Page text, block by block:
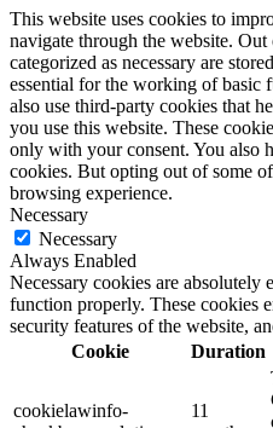
This website uses cookies to
navigate through the website. Out
categorized as necessary are
essential for the working of basic
also use third-party cookies that
you use this website. These
only with your consent. You also
cookies. But opting out of some
browsing experience.
Necessary
Necessary
Always Enabled
Necessary cookies are absolutely
function properly. These cookies
security features of the website,
Cookie
Duration
cookielawinfo-
11